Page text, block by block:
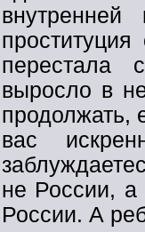
перестала
выросло в
продолжать,
вас
не России,
России. А